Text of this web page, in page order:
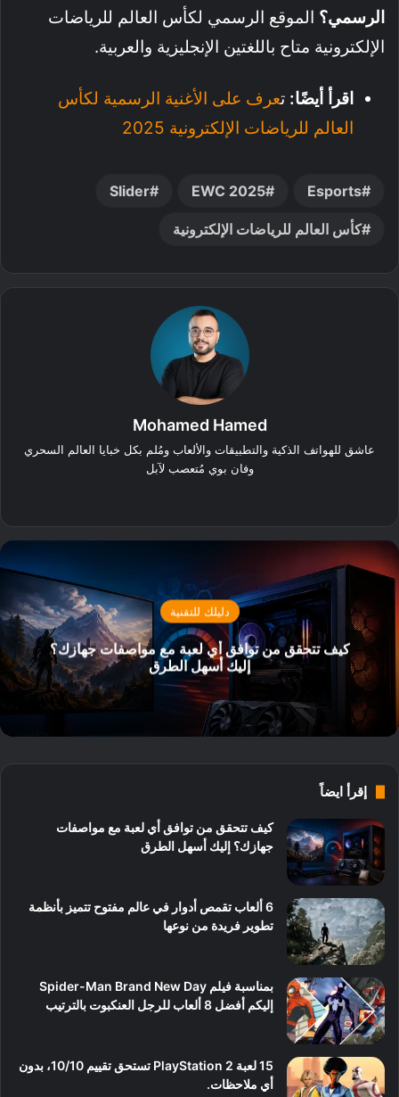
الرسمي؟ الموقع الرسمي لكأس العالم للرياضات
الإلكترونية متاح باللغتين الإنجليزية والعربية.
اقرأ أيضًا: تعرف على الأغنية الرسمية لكأس
العالم للرياضات الإلكترونية 2025
Esports
EWC 2025
Slider
كأس العالم للرياضات الإلكترونية
Mohamed Hamed
عاشق للهواتف الذكية والتطبيقات والألعاب ومُلم بكل خبايا العالم السحري
وفان بوي مُتعصب لآبل
دليلك للتقنية
كيف تتحقق من توافق أي لعبة مع مواصفات جهازك؟
إليك أسهل الطرق
إقرأ ايضاً
كيف تتحقق من توافق أي لعبة مع مواصفات
جهازك؟ إليك أسهل الطرق
6 ألعاب تقمص أدوار في عالم مفتوح تتميز بأنظمة
تطوير فريدة من نوعها
بمناسبة فيلم Spider-Man Brand New Day
إليكم أفضل 8 ألعاب للرجل العنكبوت بالترتيب
15 لعبة PlayStation 2 تستحق تقييم 10/10، بدون
أي ملاحظات.